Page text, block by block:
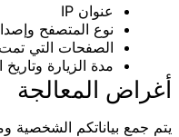
عنوان IP
نوع المتصفح
الصفحات التي تمت
مدة الزيارة وتاريخ
أغراض المعالجة
يتم جمع بياناتكم الشخصية